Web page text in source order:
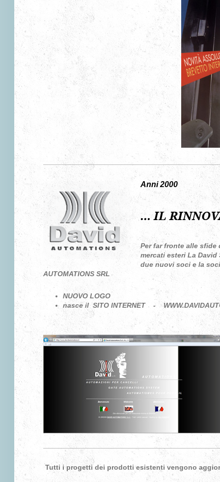
Anni 2000
... IL
Per far fronte alle
mercati esteri La David
due nuovi soci e la
AUTOMATIONS SRL
NUOVO LOGO
nasce il SITO INTERNET -
Tutti i progetti dei prodotti esistenti vengono